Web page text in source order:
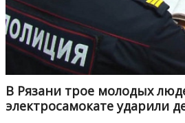
В Рязани трое молодых
электросамокате ударили